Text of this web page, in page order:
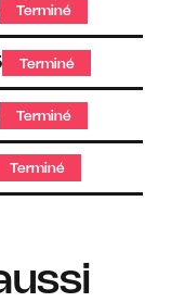
Terminé
Terminé
Terminé
Terminé